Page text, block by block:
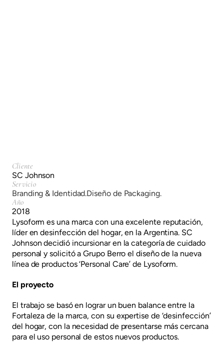
Cliente
SC Johnson
Servicio
Branding & Identidad.Diseño de Packaging.
Año
2018
Lysoform es una marca con una excelente reputación,
líder en desinfección del hogar, en la Argentina. SC
Johnson decidió incursionar en la categoría de cuidado
personal y solicitó a Grupo Berro el diseño de la nueva
línea de productos ‘Personal Care’ de Lysoform.
El proyecto
El trabajo se basó en lograr un buen balance entre la
Fortaleza de la marca, con su expertise de ‘desinfección’
del hogar, con la necesidad de presentarse más cercana
para el uso personal de estos nuevos productos.